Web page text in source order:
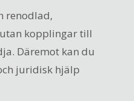
renodlad,
kopplingar till
Däremot kan du
juridisk hjälp